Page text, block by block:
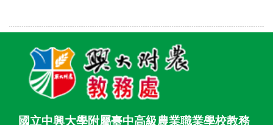
國立中興大學附屬臺中高級農業職業學校教務